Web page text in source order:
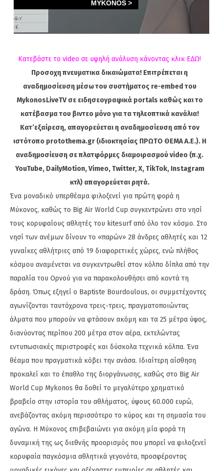
Κατεβάστε το video σε υψηλή ανάλυση κάνοντας κλικ ΕΔΩ!
Προσοχη πνευματικα δικαιώματα! Επιτρέπεται η
αναδημοσίευση μέσω του συστήματος re-embed του
MykonosLiveTV σε ειδησεογραφικά portals καθώς και το
κατέβασμα του βιντεο μόνο για τα τηλεοπτικά κανάλια!
Κατ’εξαίρεση, απαγορεύεται η αναδημοσίευση από τον
ιστότοπο protothema.gr (ιδιοκτησίας ΠΡΩΤΟ ΘΕΜΑ A.E.). Η
αναδημοσίευση σε πλατφόρμες διαμοιρασμού video (π.χ.
YouTube, DailyMotion, Vimeo, Twitter, X, TikTok, Instagram
κτλ) απαγορεύεται ρητά.
Ένα μοναδικό υπερθέαμα φιλοξενεί για πρώτη φορά η
Μύκονος, καθώς το Big Air World Cup συγκεντρώνει στο νησί
τους κορυφαίους αθλητές του kitesurf από όλο τον κόσμο. Στο
νησί των ανέμων δίνουν το «παρών» 28 άνδρες αθλητές και 12
γυναίκες αθλήτριες από 19 διαφορετικές χώρες, ενώ πλήθος
κόσμου αναμένεται να συγκεντρωθεί στον κόλπο δίπλα από την
παραλία του Ορνού για να παρακολουθήσει από κοντά τη
δράση. Όπως εξηγεί ο Baptiste Bourdoulous, οι συμμετέχοντες
αγωνίζονται ταυτόχρονα τρεις-τρεις, πραγματοποιώντας
άλματα που μπορούν να φτάσουν ακόμη και τα 25 μέτρα ύψος,
διανύοντας περίπου 200 μέτρα στον αέρα, εκτελώντας
εντυπωσιακές περιστροφές και δύσκολα τεχνικά κόλπα. Ένα
θέαμα που πραγματικά κόβει την ανάσα. Ιδιαίτερη αίσθηση
προκαλεί και το έπαθλο της διοργάνωσης, καθώς στο Big Air
World Cup Mykonos θα δοθεί το μεγαλύτερο χρηματικό
βραβείο στην ιστορία του αθλήματος, ύψους 60.000 ευρώ,
ανεβάζοντας ακόμη περισσότερο το κύρος και τη σημασία του
αγώνα. Η Μύκονος επιβεβαιώνει για ακόμη μία φορά τη
δυναμική της ως διεθνής προορισμός που μπορεί να φιλοξενεί
κορυφαία παγκόσμια αθλητικά γεγονότα, προσφέροντας